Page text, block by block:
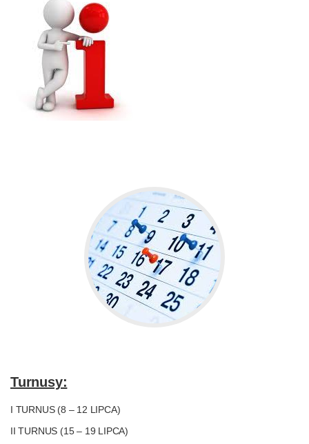
Turnusy:
I TURNUS (8 – 12 LIPCA)
II TURNUS (15 – 19 LIPCA)